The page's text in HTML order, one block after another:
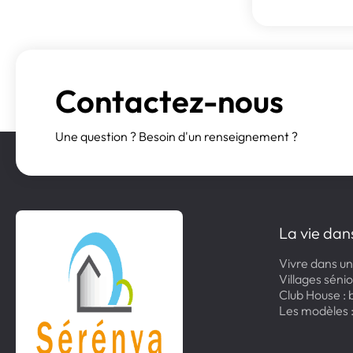
Contactez-nous
Une question ? Besoin d'un renseignement ?
La vie
Vivre dans
Villages
Club House
Les modèles